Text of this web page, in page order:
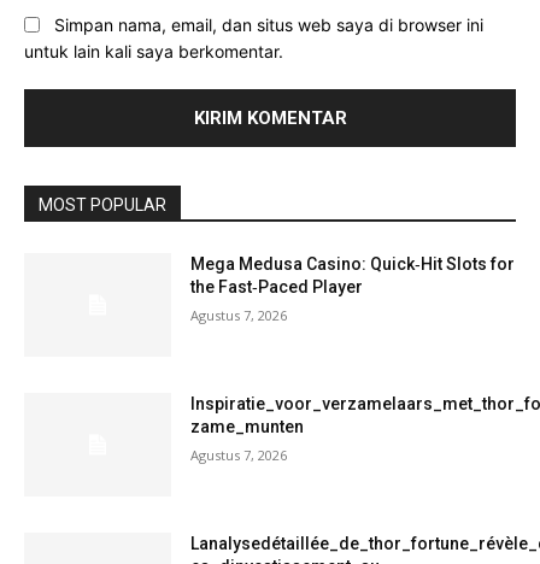
Simpan nama, email, dan situs web saya di browser ini
untuk lain kali saya berkomentar.
MOST POPULAR
Mega Medusa Casino: Quick‑Hit Slots for
the Fast‑Paced Player
Agustus 7, 2026
zame_munten
Agustus 7, 2026